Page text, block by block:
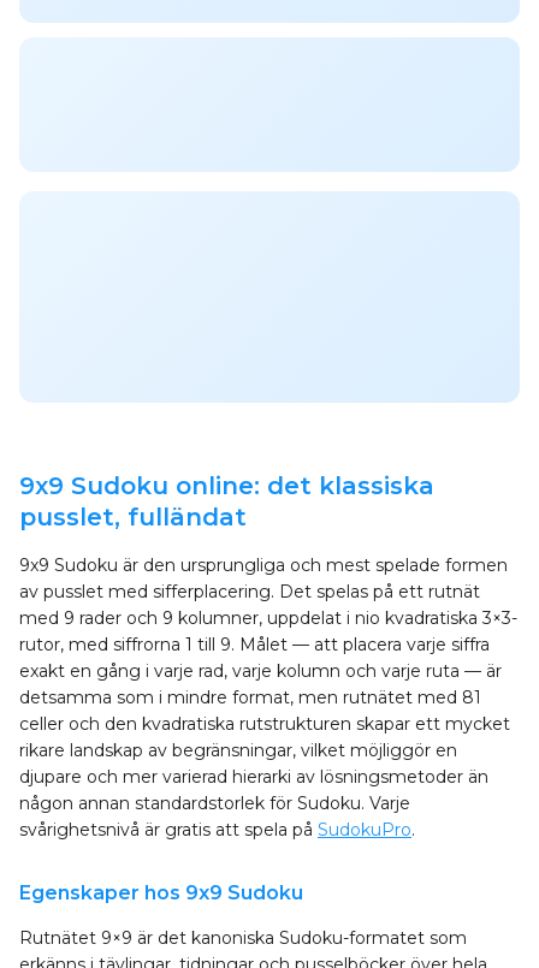
9x9 Sudoku online: det klassiska
pusslet, fulländat
9x9 Sudoku är den ursprungliga och mest spelade formen
av pusslet med sifferplacering. Det spelas på ett rutnät
med 9 rader och 9 kolumner, uppdelat i nio kvadratiska 3×3-
rutor, med siffrorna 1 till 9. Målet — att placera varje siffra
exakt en gång i varje rad, varje kolumn och varje ruta — är
detsamma som i mindre format, men rutnätet med 81
celler och den kvadratiska rutstrukturen skapar ett mycket
rikare landskap av begränsningar, vilket möjliggör en
djupare och mer varierad hierarki av lösningsmetoder än
någon annan standardstorlek för Sudoku. Varje
svårighetsnivå är gratis att spela på SudokuPro.
Egenskaper hos 9x9 Sudoku
Rutnätet 9×9 är det kanoniska Sudoku-formatet som